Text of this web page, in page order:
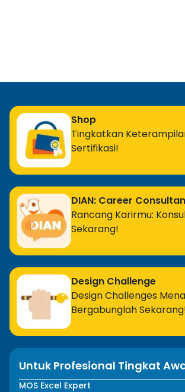
Shop
Tingkatkan
Sertifikasi!
DIAN: Career
Rancang Karirmu:
Sekarang!
Design Challenge
Design Challenges
Bergabunglah
Untuk Profesional Tingkat
MOS Excel Expert